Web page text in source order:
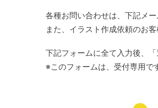
各種お問い合わせは、下記メ
また、イラスト作成依頼のお
下記フォームに全て入力後、
※このフォームは、受付専用で